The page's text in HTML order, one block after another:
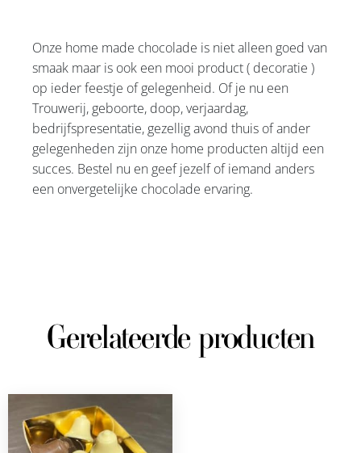
Onze home made chocolade is niet alleen goed van
smaak maar is ook een mooi product ( decoratie )
op ieder feestje of gelegenheid. Of je nu een
Trouwerij, geboorte, doop, verjaardag,
bedrijfspresentatie, gezellig avond thuis of ander
gelegenheden zijn onze home producten altijd een
succes. Bestel nu en geef jezelf of iemand anders
een onvergetelijke chocolade ervaring.
Gerelateerde producten